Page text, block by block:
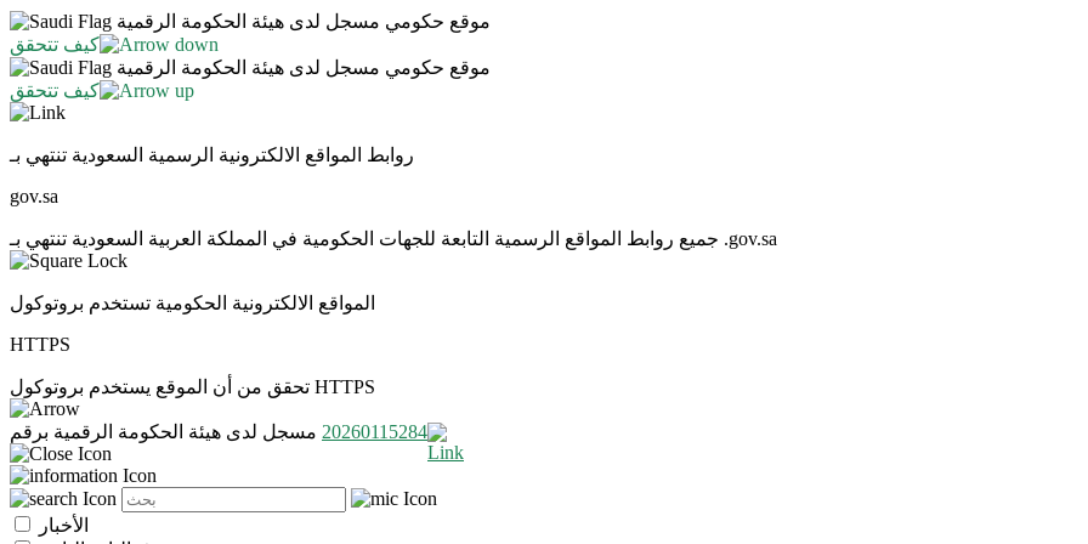
موقع حكومي مسجل لدى هيئة الحكومة الرقمية
كيف تتحقق
موقع حكومي مسجل لدى هيئة الحكومة الرقمية
كيف تتحقق
روابط المواقع الالكترونية الرسمية السعودية تنتهي بـ
gov.sa
جميع روابط المواقع الرسمية التابعة للجهات الحكومية في المملكة العربية السعودية تنتهي بـ .gov.sa
المواقع الالكترونية الحكومية تستخدم بروتوكول
HTTPS
تحقق من أن الموقع يستخدم بروتوكول HTTPS
مسجل لدى هيئة الحكومة الرقمية برقم 20260115284
الأخبار